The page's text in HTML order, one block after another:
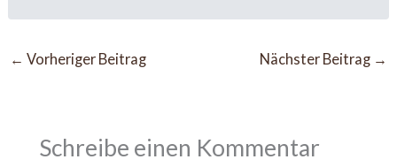
← Vorheriger Beitrag Nächster Beitrag →
Schreibe einen Kommentar